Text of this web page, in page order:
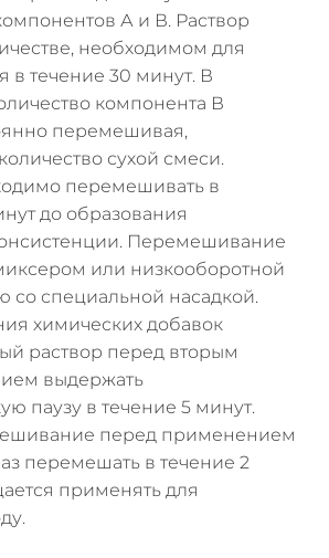
А и В. Раствор
необходимом для
в течение 30 минут. В
компонента В
перемешивая,
сухой смеси.
перемешивать в
до образования
Перемешивание
или низкооборотной
со специальной насадкой.
химических добавок
раствор перед вторым
выдержать
паузу в течение 5 минут.
перед применением
перемешать в течение 2
применять для